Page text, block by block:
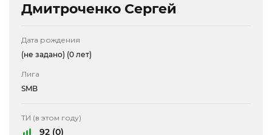
Дмитроченко Сергей
Дата рождения
(не задано) (0 лет)
Лига
SMB
ТИ (в этом году)
92 (0)